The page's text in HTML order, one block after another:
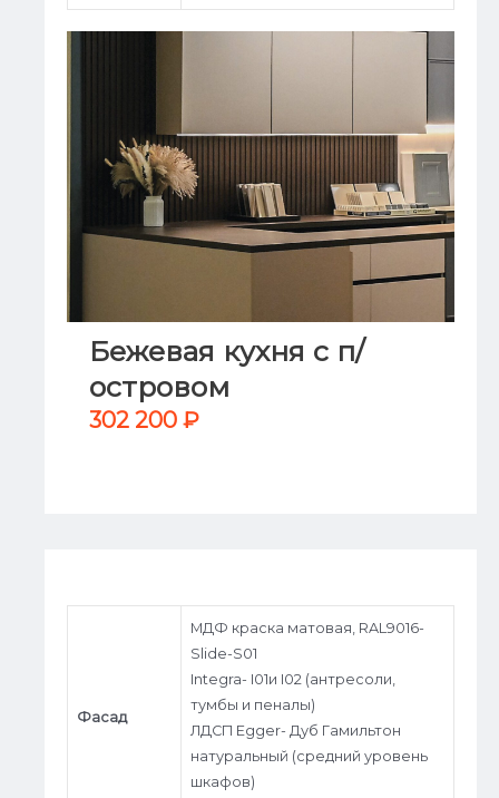
Бежевая кухня с п/
островом
302 200 ₽
Фасад
МДФ краска матовая, RAL9016-
Slide-S01
Integra- I01и I02 (антресоли,
тумбы и пеналы)
ЛДСП Egger- Дуб Гамильтон
натуральный (средний уровень
шкафов)